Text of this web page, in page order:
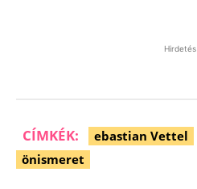
Hirdetés
CÍMKÉK: ebastian Vettel
önismeret